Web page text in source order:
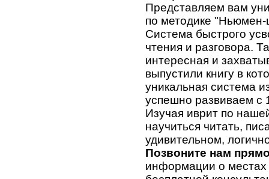
Представляем вам
по методике "Ньюмен-
Система быстрого
чтения и разговора.
интересная и
выпустили книгу в
уникальная система
успешно развиваем с
Изучая иврит по
научиться читать,
удивительном,
Позвоните нам
информации о местах